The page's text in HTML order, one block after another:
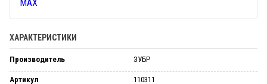
ХАРАКТЕРИСТИКИ
Производитель ЗУБР
Артикул 110311